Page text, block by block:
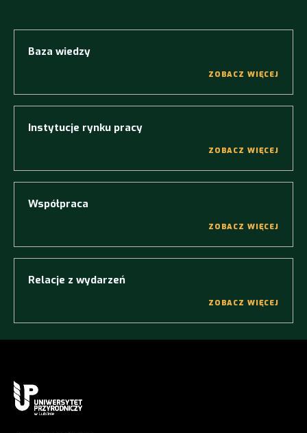
Baza wiedzy
ZOBACZ WIĘCEJ
Instytucje rynku pracy
ZOBACZ WIĘCEJ
Współpraca
ZOBACZ WIĘCEJ
Relacje z wydarzeń
ZOBACZ WIĘCEJ